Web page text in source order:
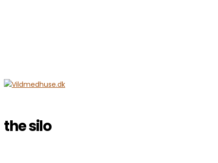
the silo